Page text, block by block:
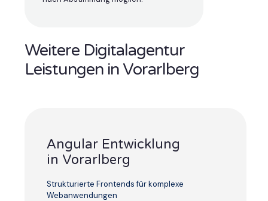
Weitere Digitalagentur
Leistungen in Vorarlberg
Angular Entwicklung
in Vorarlberg
Strukturierte Frontends für komplexe
Webanwendungen